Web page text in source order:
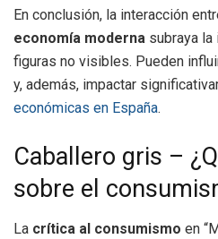
En conclusión, la interacción
economía moderna subraya
figuras no visibles. Pueden
y, además, impactar
económicas en España.
Caballero gris –
sobre el
La crítica al consumismo en